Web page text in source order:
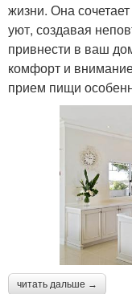
жизни. Она
уют, создавая
привнести в ваш
комфорт и
прием пищи
читать дальше →